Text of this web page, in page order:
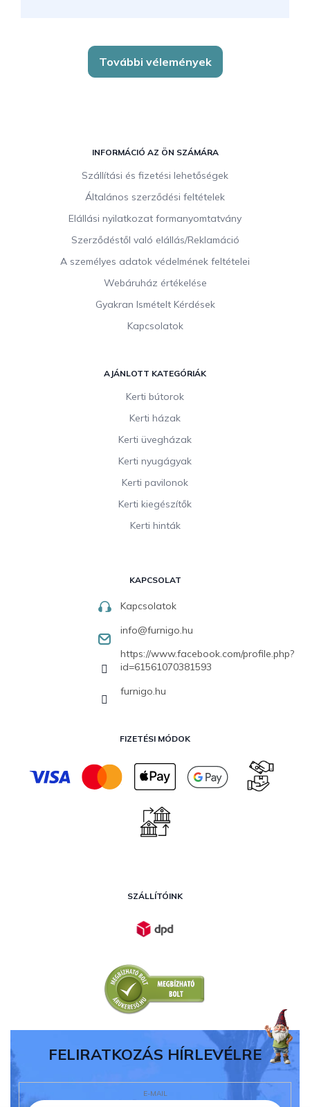
További vélemények
INFORMÁCIÓ AZ ÖN SZÁMÁRA
Szállítási és fizetési lehetőségek
Általános szerződési feltételek
Elállási nyilatkozat formanyomtatvány
Szerződéstől való elállás/Reklamáció
A személyes adatok védelmének feltételei
Webáruház értékelése
Gyakran Ismételt Kérdések
Kapcsolatok
AJÁNLOTT KATEGÓRIÁK
Kerti bútorok
Kerti házak
Kerti üvegházak
Kerti nyugágyak
Kerti pavilonok
Kerti kiegészítők
Kerti hinták
KAPCSOLAT
Kapcsolatok
info@furnigo.hu
https://www.facebook.com/profile.php?
id=61561070381593
furnigo.hu
FIZETÉSI MÓDOK
SZÁLLÍTÓINK
FELIRATKOZÁS HÍRLEVÉLRE
E-MAIL